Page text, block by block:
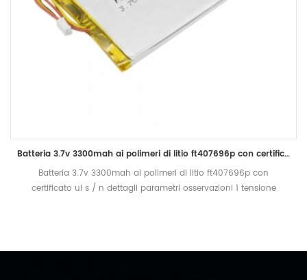
Batteria 3.7v 3300mah ai polimeri di litio ft407696p con certificato ul
Batteria 3.7v 3300mah ai polimeri di litio ft407696p con
certificato ul s / n dettagli parametri osservazioni 1 tensione
interna ≤180mΩ 5 modalità di ricarica ç.ç / c.v. 6 carica standard